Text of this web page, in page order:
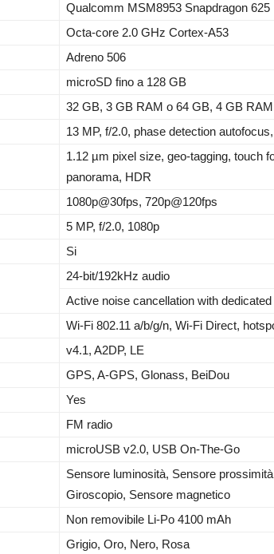
Qualcomm MSM8953 Snapdragon 625
Octa-core 2.0 GHz Cortex-A53
Adreno 506
microSD fino a 128 GB
32 GB, 3 GB RAM o 64 GB, 4 GB RAM
13 MP, f/2.0, phase detection
1.12 µm pixel size, geo-tagging, touch
panorama, HDR
1080p@30fps, 720p@120fps
5 MP, f/2.0, 1080p
Si
24-bit/192kHz audio
Active noise cancellation with
Wi-Fi 802.11 a/b/g/n, Wi-Fi Direct,
v4.1, A2DP, LE
GPS, A-GPS, Glonass, BeiDou
Yes
FM radio
microUSB v2.0, USB On-The-Go
Sensore luminosità, Sensore
Giroscopio, Sensore magnetico
Non removibile Li-Po 4100 mAh
Grigio, Oro, Nero, Rosa